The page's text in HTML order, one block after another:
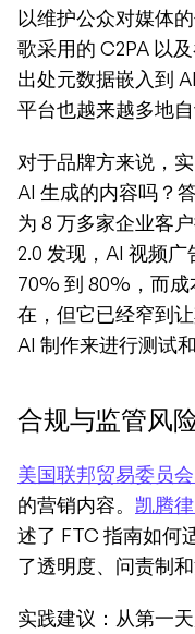
以维护公众对媒体
歌采用的 C2PA 以
出处元数据嵌入到
平台也越来越多地
对于品牌方来说，
AI 生成的内容吗？
为 8 万多家企业客
2.0 发现，AI 视频
70% 到 80%，而
在，但它已经窄到
AI 制作来进行测试
合规与监管风
美国联邦贸易委员
的营销内容。 凯腾
述了 FTC 指南如何
了透明度、问责制和
实践建议：从第一